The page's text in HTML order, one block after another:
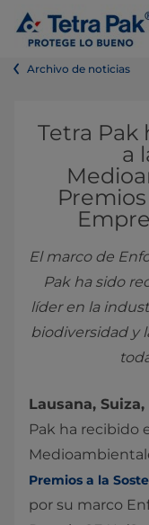
Archivo de noticias
Tetra Pak
a
El marco de
Pak ha sido
líder en la
biodiversidad y
Lausana,
Pak ha recibido
Premios a la
por su marco